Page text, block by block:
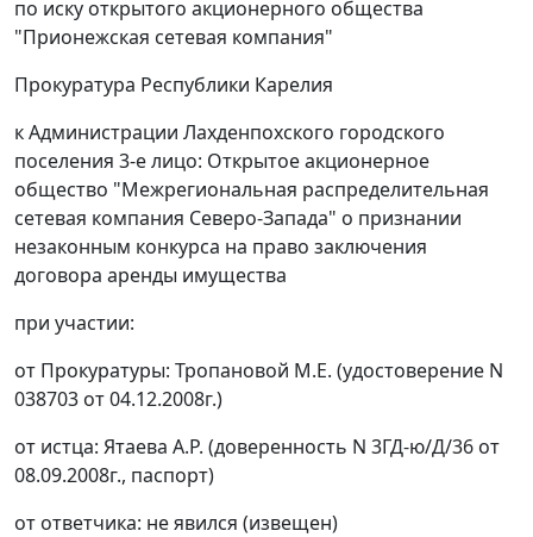
по иску открытого акционерного общества
"Прионежская сетевая компания"
Прокуратура Республики Карелия
к Администрации Лахденпохского городского
поселения 3-е лицо: Открытое акционерное
общество "Межрегиональная распределительная
сетевая компания Северо-Запада" о признании
незаконным конкурса на право заключения
договора аренды имущества
при участии:
от Прокуратуры: Тропановой М.Е. (удостоверение N
038703 от 04.12.2008г.)
от истца: Ятаева А.Р. (доверенность N 3ГД-ю/Д/36 от
08.09.2008г., паспорт)
от ответчика: не явился (извещен)